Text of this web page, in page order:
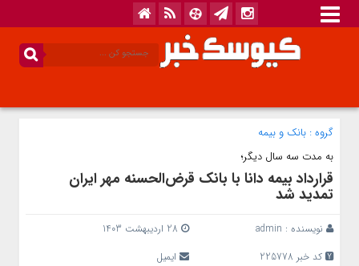
گروه : بانک‌ و بیمه
به مدت سه سال دیگر؛
قرارداد بیمه دانا با بانک قرض‌الحسنه مهر ایران
تمدید شد
نویسنده : admin
کد خبر 225778
ایمیل